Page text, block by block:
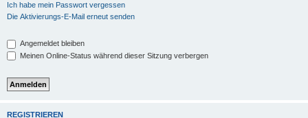
Ich habe mein Passwort vergessen
Die Aktivierungs-E-Mail erneut senden
Angemeldet bleiben
Meinen Online-Status während dieser Sitzung verbergen
REGISTRIEREN